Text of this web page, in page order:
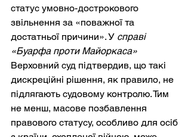
статус умовно-дострокового
звільнення за «поважної та
достатньої причини». У справі
«Буарфа проти Майоркаса»
Верховний суд підтвердив, що такі
дискреційні рішення, як правило, не
підлягають судовому контролю. Тим
не менш, масове позбавлення
правового статусу, особливо для осіб